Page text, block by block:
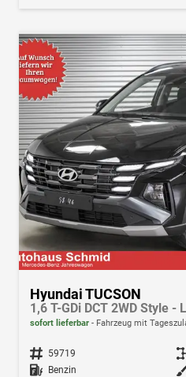
Hyundai TUCSON
1,6 T-GDi DCT 2WD Style -
sofort lieferbar Fahrzeug mit
Fahrzeugnr. 59719
Kraftstoff Benzin